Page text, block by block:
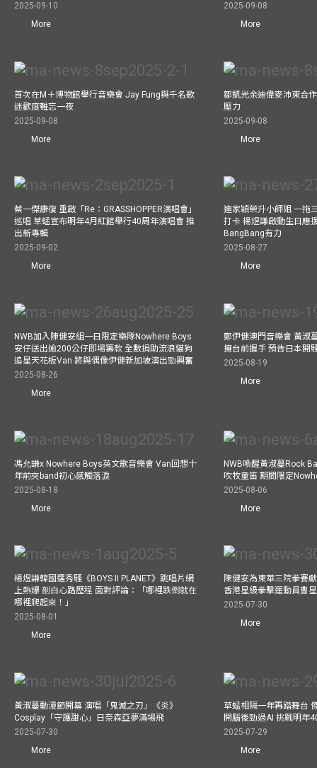
2025-09-10
More
2025-09-08
More
首次在M＋博物館舉行音樂會 Jay Fung與千名歌
迷歡度難忘一夜
2025-09-08
More
鄒凱光余迪偉麥沛東合
壓力
2025-09-08
More
蔡一傑康復 重啟「Re：GRASSHOPPER演唱會」
巡唱 草蜢宣布明年4月紅館舉行40周年演唱會 推
出新專輯
2025-09-02
More
連家穎榮升小師姐 一拖
打卡 楊煜謙啟動生日應
BangBang有力
2025-08-27
More
NWB加入陳健安組一日限定樂隊Nowhere Boys
安仔送出逾200公仔即場籌款 全數捐助流浪貓狗
追星天花板Van 將與偶像伊健新加坡演出勁興奮
2025-08-26
More
鄭伊健澳門音樂會 黃淑
擁台前握手 預告日本開
2025-08-19
More
馮允謙x Nowhere Boys英文歌音樂會 Van回想十
年前夾band初心感觸落淚
2025-08-18
More
NWB喚醒黃淑蔓Rock
吹牧童笛 期間限定
2025-08-06
More
楊煜謙韓國選秀騷《BOYS II PLANET》跳唱片網
上熱爆 剖白心路歷程 面對評論：「哪裡跌倒就在
哪裡爬起來！」
2025-08-01
More
陳健安為東華三院拳賽
香港星級拳擊運動員曹
2025-07-30
More
黃淑蔓動漫節開幕 演唱「鬼滅之刃」《炎》
Cosplay「守護甜心」日奈森亞夢滿場飛
2025-07-30
More
草蜢相隔一年再踏舞台
開腦後勁過AI 挑戰明年
2025-07-29
More